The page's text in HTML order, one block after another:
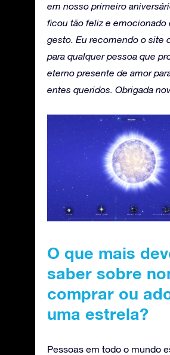
em nosso primeiro
ficou tão feliz e emocionado
gesto. Eu recomendo o site
para qualquer pessoa que
eterno presente de amor
entes queridos. Obrigada
O que mais
saber sobre
comprar ou
uma estrela?
Pessoas em todo o mundo